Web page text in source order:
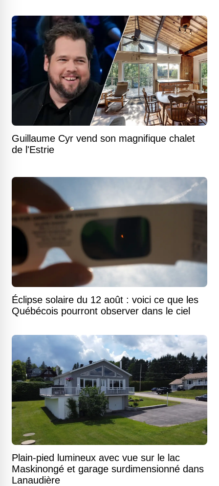
Guillaume Cyr vend son magnifique chalet
de l'Estrie
Éclipse solaire du 12 août : voici ce que les
Québécois pourront observer dans le ciel
Plain-pied lumineux avec vue sur le lac
Maskinongé et garage surdimensionné dans
Lanaudière